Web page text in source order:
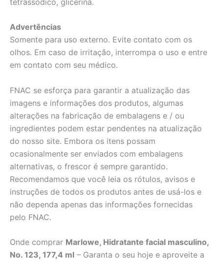
Advertências
Somente para uso externo. Evite contato com os
olhos. Em caso de irritação, interrompa o uso e entre
em contato com seu médico.
FNAC se esforça para garantir a atualização das
imagens e informações dos produtos, algumas
alterações na fabricação de embalagens e / ou
ingredientes podem estar pendentes na atualização
do nosso site. Embora os itens possam
ocasionalmente ser enviados com embalagens
alternativas, o frescor é sempre garantido.
Recomendamos que você leia os rótulos, avisos e
instruções de todos os produtos antes de usá-los e
não dependa apenas das informações fornecidas
pelo FNAC.
Onde comprar Marlowe, Hidratante facial masculino,
No. 123, 177,4 ml – Garanta o seu hoje e aproveite a